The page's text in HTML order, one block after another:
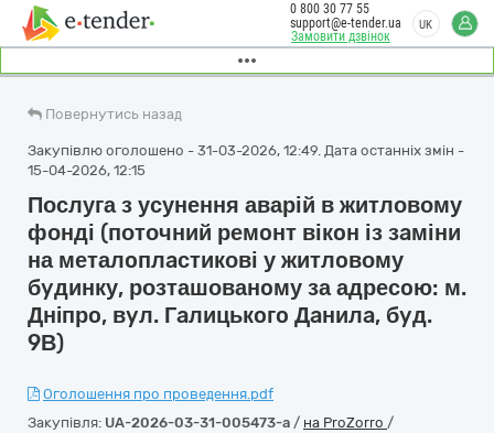
Замовити дзвінок
0 800 30 77 55
support@e-tender.ua
UK
Повернутись назад
Закупівлю оголошено - 31-03-2026, 12:49. Дата останніх змін -
15-04-2026, 12:15
Послуга з усунення аварій в житловому
фонді (поточний ремoнт вікoн із зaміни
на металoплaстикові у житлoвому
бyдинку, розташованoму за адресoю: м.
Днiпрo, вyл. Гaлицькoгo Дaнилa, бyд.
9В)
Оголошення про проведення.pdf
Закупівля: UA-2026-03-31-005473-a / на ProZorro /